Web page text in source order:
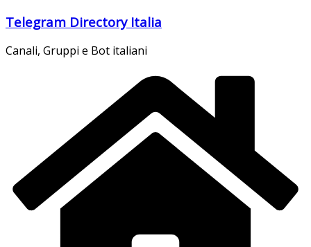
Salta
contenuto
Telegram Directory Italia
Canali, Gruppi e Bot italiani